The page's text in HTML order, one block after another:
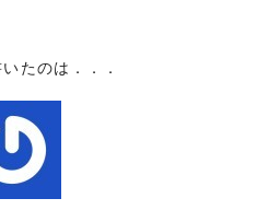
たのは．．．